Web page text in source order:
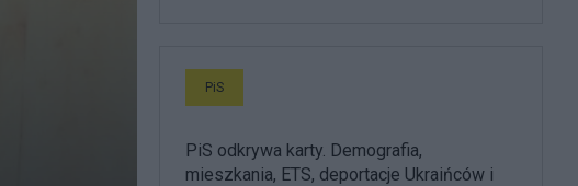
PiS
PiS odkrywa karty. Demografia,
mieszkania, ETS, deportacje Ukraińców i